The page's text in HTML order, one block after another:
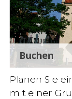
Buchen
Planen Sie
mit einer